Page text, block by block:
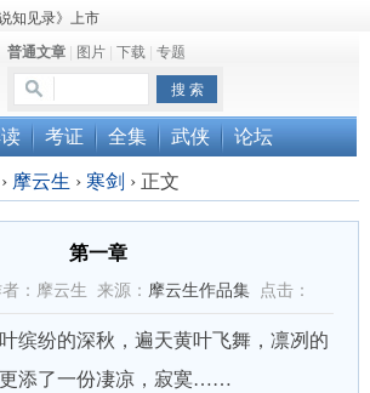
知见录》上市
动圆满结束
修订版已上市
普通文章| 图片| 下载| 专题
考证 全集 武侠 论坛
› 摩云生 › 寒剑 ›正文
第一章
：摩云生 来源： 摩云生作品集点击：
纷的深秋，遍天黄叶飞舞，凛冽的
添了一份凄凉，寂寞……